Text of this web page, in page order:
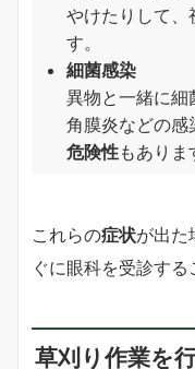
やけたりして、
す。
細菌感染
異物と一緒に細
角膜炎などの感
危険性もありま
これらの症状が出た
ぐに眼科を受診する
草刈り作業を